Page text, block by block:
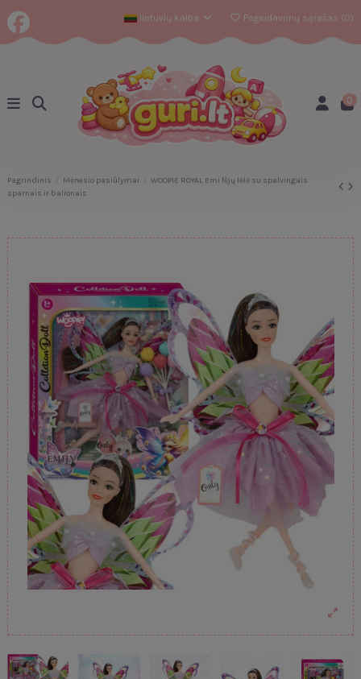
lietuvių kalba Pageidavimų sąrašas (0)
0
Pagrindinis Mėnesio pasiūlymai
WOOPIE ROYAL Emi fėjų lėlė su spalvingais
sparnais ir balionais